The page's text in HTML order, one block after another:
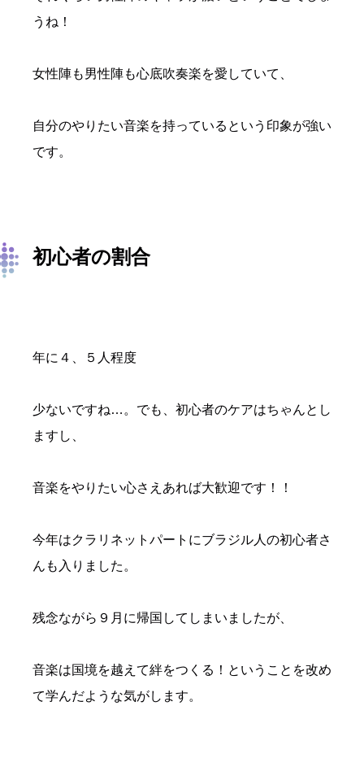
うね！
女性陣も男性陣も心底吹奏楽を愛していて、
自分のやりたい音楽を持っているという印象が強い
です。
初心者の割合
年に４、５人程度
少ないですね…。でも、初心者のケアはちゃんとし
ますし、
音楽をやりたい心さえあれば大歓迎です！！
今年はクラリネットパートにブラジル人の初心者さ
んも入りました。
残念ながら９月に帰国してしまいましたが、
音楽は国境を越えて絆をつくる！ということを改め
て学んだような気がします。